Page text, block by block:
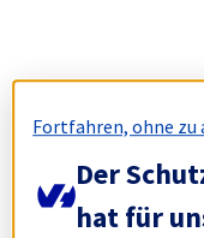
Fortfahren, ohne zu
Der
hat für